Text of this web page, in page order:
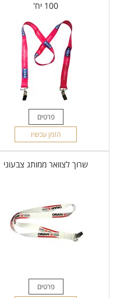
100 יח'
פרטים
הזמן עכשיו
שרוך לצוואר ממותג צבעוני
פרטים